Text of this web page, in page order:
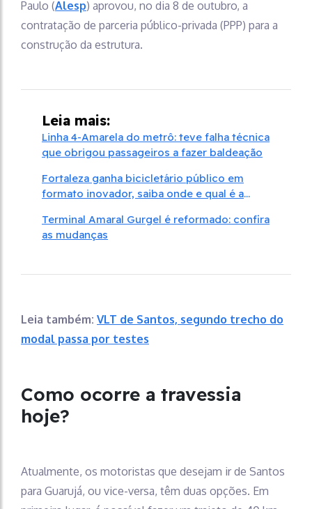
Paulo (Alesp) aprovou, no dia 8 de outubro, a
contratação de parceria público-privada (PPP) para a
construção da estrutura.
Leia mais:
Linha 4-Amarela do metrô: teve falha técnica
que obrigou passageiros a fazer baldeação
Fortaleza ganha bicicletário público em
formato inovador, saiba onde e qual é a
Terminal Amaral Gurgel é reformado: confira
as mudanças
Leia também: VLT de Santos, segundo trecho do
modal passa por testes
Como ocorre a travessia
hoje?
Atualmente, os motoristas que desejam ir de Santos
para Guarujá, ou vice-versa, têm duas opções. Em